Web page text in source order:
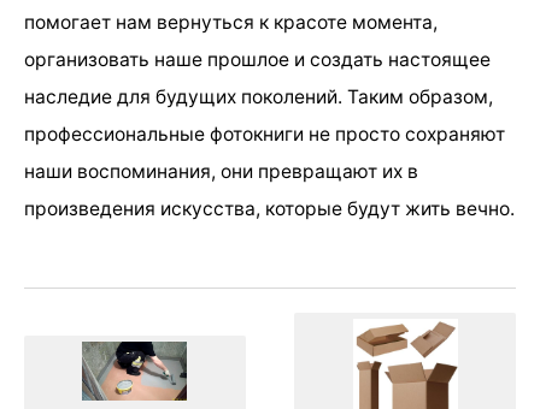
помогает нам вернуться к красоте момента,
организовать наше прошлое и создать настоящее
наследие для будущих поколений. Таким образом,
профессиональные фотокниги не просто сохраняют
наши воспоминания, они превращают их в
произведения искусства, которые будут жить вечно.